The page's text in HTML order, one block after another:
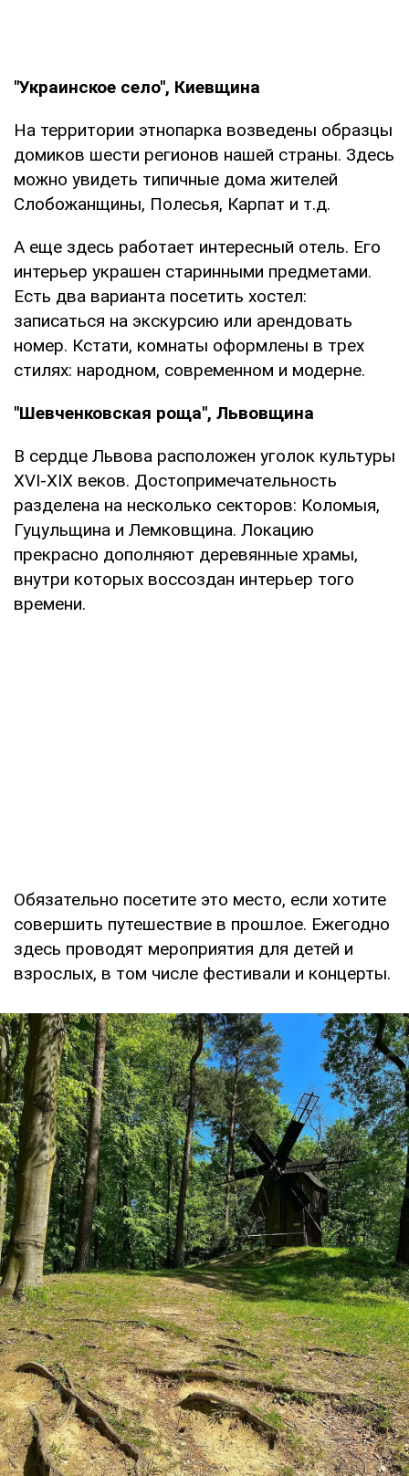
"Украинское село", Киевщина
На территории этнопарка возведены образцы
домиков шести регионов нашей страны. Здесь
можно увидеть типичные дома жителей
Слобожанщины, Полесья, Карпат и т.д.
А еще здесь работает интересный отель. Его
интерьер украшен старинными предметами.
Есть два варианта посетить хостел:
записаться на экскурсию или арендовать
номер. Кстати, комнаты оформлены в трех
стилях: народном, современном и модерне.
"Шевченковская роща", Львовщина
В сердце Львова расположен уголок культуры
XVI-XIX веков. Достопримечательность
разделена на несколько секторов: Коломыя,
Гуцульщина и Лемковщина. Локацию
прекрасно дополняют деревянные храмы,
внутри которых воссоздан интерьер того
времени.
Обязательно посетите это место, если хотите
совершить путешествие в прошлое. Ежегодно
здесь проводят мероприятия для детей и
взрослых, в том числе фестивали и концерты.